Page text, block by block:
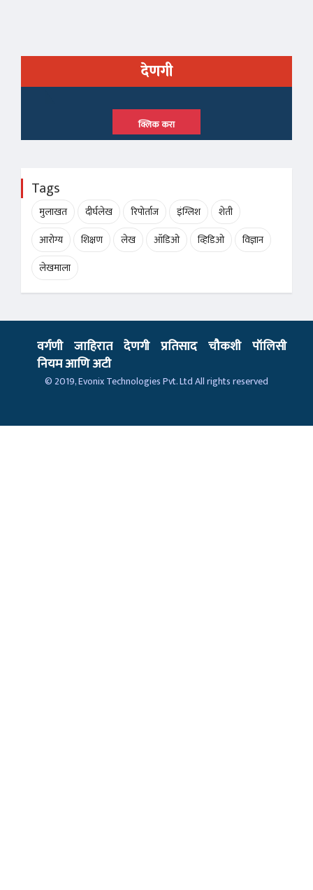
देणगी
क्लिक करा
Tags
मुलाखत दीर्घलेख रिपोर्ताज इंग्लिश
शेती
आरोग्य
शिक्षण लेख ऑडिओ व्हिडिओ
विज्ञान
लेखमाला
वर्गणी जाहिरात देणगी प्रतिसाद चौकशी पॉलिसी
नियम आणि अटी
© 2019,Evonix Technologies Pvt. LtdAll rights reserved